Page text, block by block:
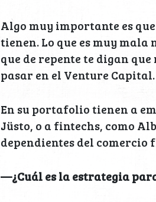
Algo muy importante es
tienen. Lo que es muy
que de repente te digan que
pasar en el Venture Capital.
En su portafolio tienen a
Jüsto, o a fintechs, como
dependientes del comercio
—¿Cuál es la estrategia